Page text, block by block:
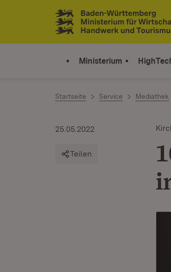
Zum Inhalt springen
Link zur Startseite
Ministerium
Startseite Service Mediathek
25.05.2022
Teilen